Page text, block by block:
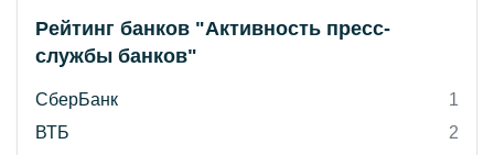
Рейтинг банков "Активность пресс-
службы банков"
СберБанк
1
ВТБ
2